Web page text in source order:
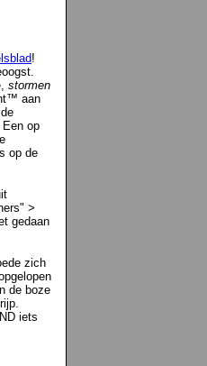
!
stormen
aan
Een op
op de
>
gedaan
zich
de boze
iets